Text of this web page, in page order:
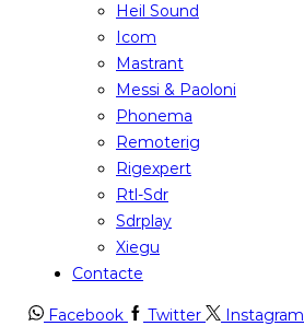
Heil Sound
Icom
Mastrant
Messi & Paoloni
Phonema
Remoterig
Rigexpert
Rtl-Sdr
Sdrplay
Xiegu
Contacte
Facebook Twitter Instagram